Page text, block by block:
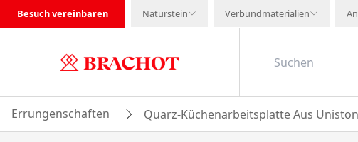
Besuch vereinbaren Naturstein Verbundmaterialien
Errungenschaften Quarz-Küchenarbeitsplatte Aus